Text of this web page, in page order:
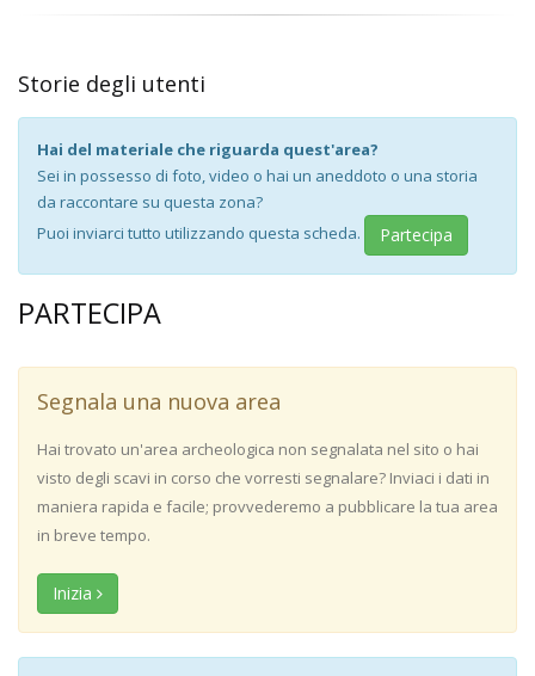
Storie degli utenti
Hai del materiale che riguarda quest'area?
Sei in possesso di foto, video o hai un aneddoto o una storia
da raccontare su questa zona?
Puoi inviarci tutto utilizzando questa scheda.
Partecipa
PARTECIPA
Segnala una nuova area
Hai trovato un'area archeologica non segnalata nel sito o hai
visto degli scavi in corso che vorresti segnalare? Inviaci i dati in
maniera rapida e facile; provvederemo a pubblicare la tua area
in breve tempo.
Inizia